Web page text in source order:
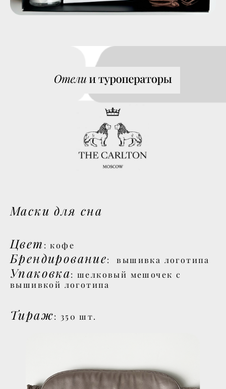
Маски для сна
Цвет : кофе
Брендирование: вышивка логотипа
Упаковка : шелковый мешочек с
вышивкой логотипа
Тираж: 350 шт.